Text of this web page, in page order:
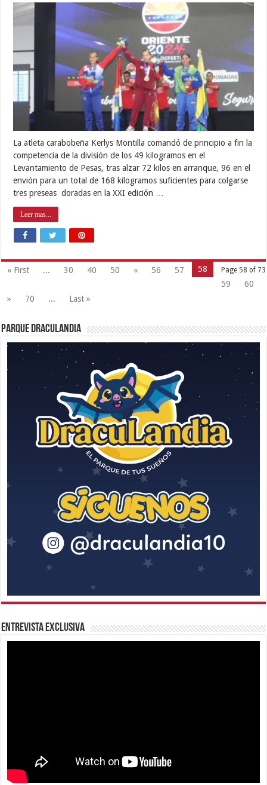
La atleta carabobeña Kerlys Montilla comandó de principio a fin la
competencia de la división de los 49 kilogramos en el
Levantamiento de Pesas, tras alzar 72 kilos en arranque, 96 en el
envión para un total de 168 kilogramos suficientes para colgarse
tres preseas doradas en la XXI edición …
Leer mas...
Page 58 of 73
« First ... 30 40 50 « 56 57
58
59
60
»
70 ... Last »
Parque Draculandia
Entrevista Exclusiva